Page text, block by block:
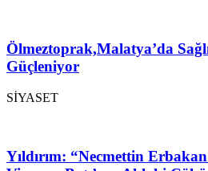
Ölmeztoprak,Malatya’da
Güçleniyor
SİYASET
Yıldırım: “Necmettin Erbakan